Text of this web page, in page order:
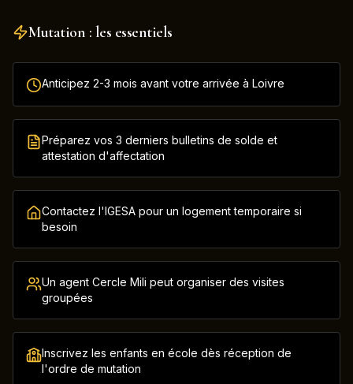
Mutation : les essentiels
Anticipez 2-3 mois avant votre arrivée à Loivre
Préparez vos 3 derniers bulletins de solde et
attestation d'affectation
Contactez l'IGESA pour un logement temporaire si
besoin
Un agent Cercle Mili peut organiser des visites
groupées
Inscrivez les enfants en école dès réception de
l'ordre de mutation